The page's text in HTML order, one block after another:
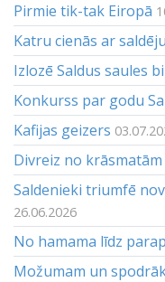
Pirmie tik-tak Eiropā
Katru cienās ar
Izlozē Saldus saules
Konkurss par godu
Kafijas geizers
Divreiz no
Saldenieki triumfē
26.06.2026
No hamama līdz
Možumam un